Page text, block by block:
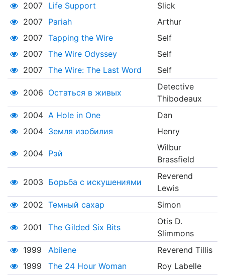
2007 Life Support
Slick
2007
Pariah
Arthur
2007 Tapping the Wire
Self
2007 The Wire Odyssey
Self
2007 The Wire: The Last Word Self
2006 Остаться в живых
Detective
Thibodeaux
2004 A Hole in One
Dan
2004 Земля изобилия Henry
2004 Рэй
Wilbur
Brassfield
2003 Борьба с искушениями
Reverend
Lewis
2002 Темный сахар Simon
2001 The Gilded Six Bits
Otis D.
Slimmons
1999
Abilene
Reverend Tillis
1999
The 24 Hour Woman
Roy Labelle